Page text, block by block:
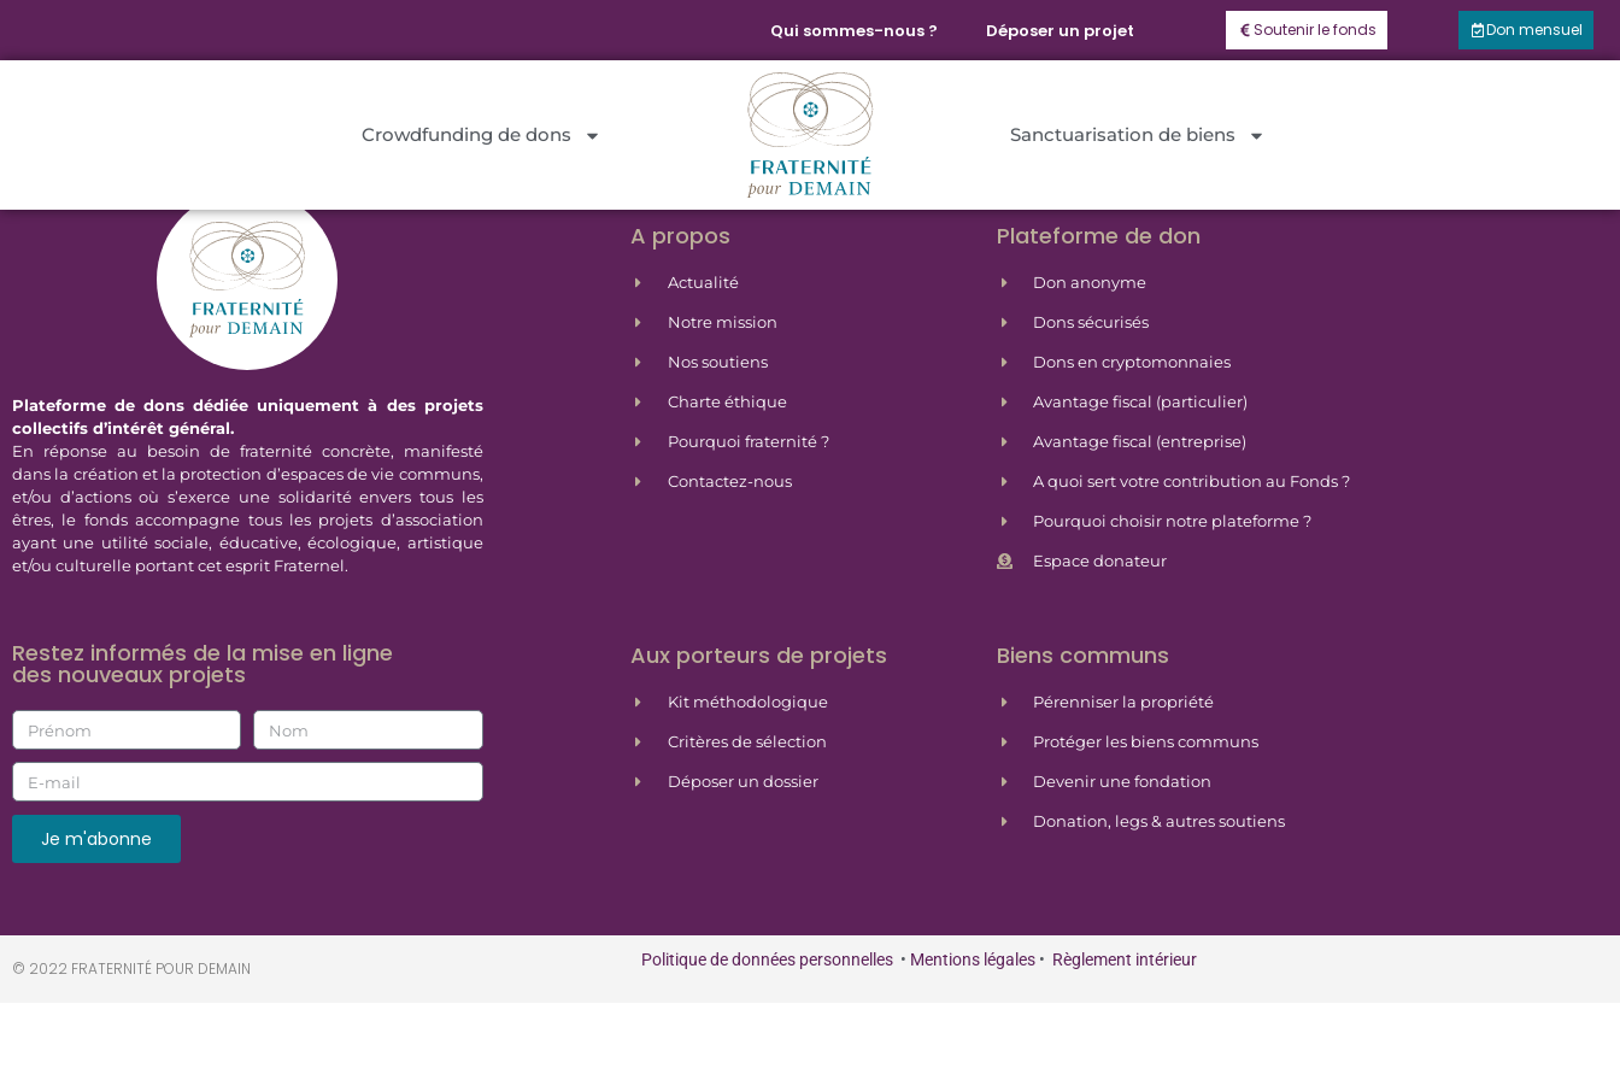
Qui sommes-nous ? Déposer un projet Soutenir le fonds Don mensuel
Crowdfunding de dons Sanctuarisation de biens
Plateforme de dons dédiée uniquement à des projets
collectifs d’intérêt général.
En réponse au besoin de fraternité concrète, manifesté
dans la création et la protection d’espaces de vie communs,
et/ou d’actions où s’exerce une solidarité envers tous les
êtres, le fonds accompagne tous les projets d’association
ayant une utilité sociale, éducative, écologique, artistique
et/ou culturelle portant cet esprit Fraternel.
Restez informés de la mise en ligne
des nouveaux projets
Je m'abonne
A propos
Actualité
Notre mission
Nos soutiens
Charte éthique
Pourquoi fraternité ?
Contactez-nous
Plateforme de don
Don anonyme
Dons sécurisés
Dons en cryptomonnaies
Avantage fiscal (particulier)
Avantage fiscal (entreprise)
A quoi sert votre contribution au Fonds ?
Pourquoi choisir notre plateforme ?
Espace donateur
Aux porteurs de projets
Kit méthodologique
Critères de sélection
Déposer un dossier
Biens communs
Pérenniser la propriété
Protéger les biens communs
Devenir une fondation
Donation, legs & autres soutiens
© 2022 FRATERNITÉ POUR DEMAIN Politique de données personnelles • Mentions légales • Règlement intérieur